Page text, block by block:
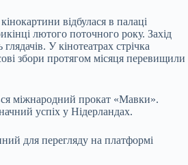
відбулася в палаці
лютого поточного року. Захід
глядачів. У кінотеатрах стрічка
збори протягом місяця перевищили
міжнародний прокат «Мавки».
успіх у Нідерландах.
для перегляду на платформі